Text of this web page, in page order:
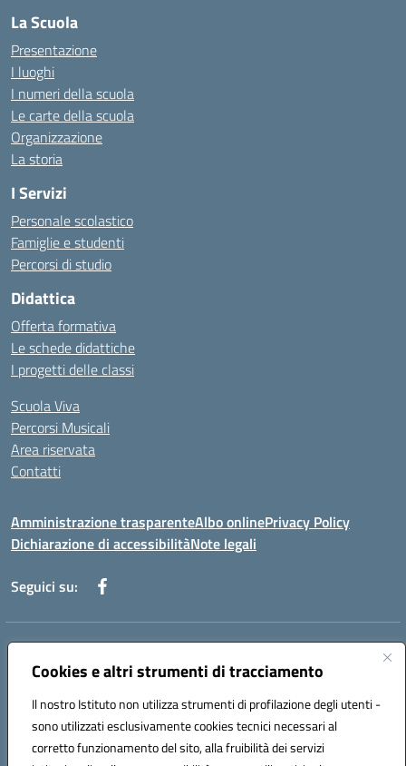
Cookies e altri strumenti di tracciamento
Il nostro Istituto non utilizza strumenti di profilazione degli utenti -
sono utilizzati esclusivamente cookies tecnici necessari al
corretto funzionamento del sito, alla fruibilità dei servizi
La Scuola
Presentazione
I luoghi
I numeri della scuola
Le carte della scuola
Organizzazione
La storia
I Servizi
Personale scolastico
Famiglie e studenti
Percorsi di studio
Didattica
Offerta formativa
Le schede didattiche
I progetti delle classi
Scuola Viva
Percorsi Musicali
Area riservata
Contatti
Amministrazione trasparenteAlbo onlinePrivacy Policy
Dichiarazione di accessibilitàNote legali
Seguici su:
Indirizzo:
Centralino:089868360 Email:saic857007@istruzione.it
Codice fiscale: 80025860653
Codice meccanografico:
SAIC857007
Codice Indice delle Pubbliche Amministrazioni (IPA): istsc_saic857007